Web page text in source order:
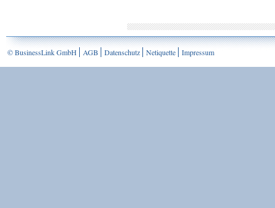
© BusinessLink GmbH AGB Datenschutz Netiquette Impressum